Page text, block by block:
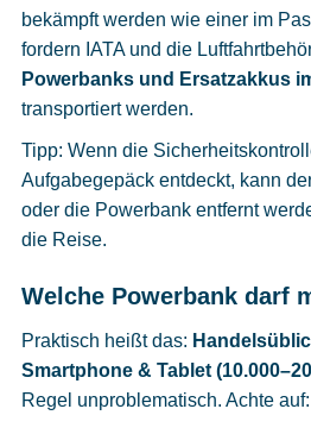
bekämpft werden wie einer im
fordern IATA und die
Powerbanks und Ersatzakkus
transportiert werden.
Tipp: Wenn die
Aufgabegepäck entdeckt, kann
oder die Powerbank entfernt
die Reise.
Welche Powerbank darf
Praktisch heißt das:
Smartphone & Tablet
Regel unproblematisch. Achte auf: